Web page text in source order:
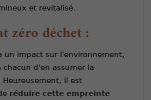
et revitalisé.
zéro déchet :
un impact sur l'environnement,
chacun d'en assumer la
Heureusement, il est
réduire cette empreinte